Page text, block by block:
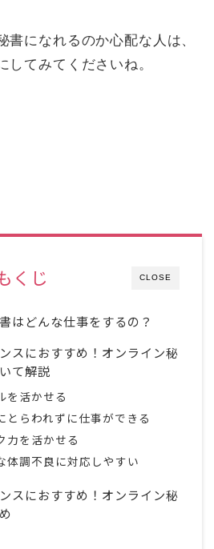
書になれるのか心配な人は、
してみてくださいね。
CLOSE
くじ
はどんな仕事をするの？
スにおすすめ！オンライン秘
て解説
を活かせる
とらわれずに仕事ができる
力を活かせる
体調不良に対応しやすい
スにおすすめ！オンライン秘